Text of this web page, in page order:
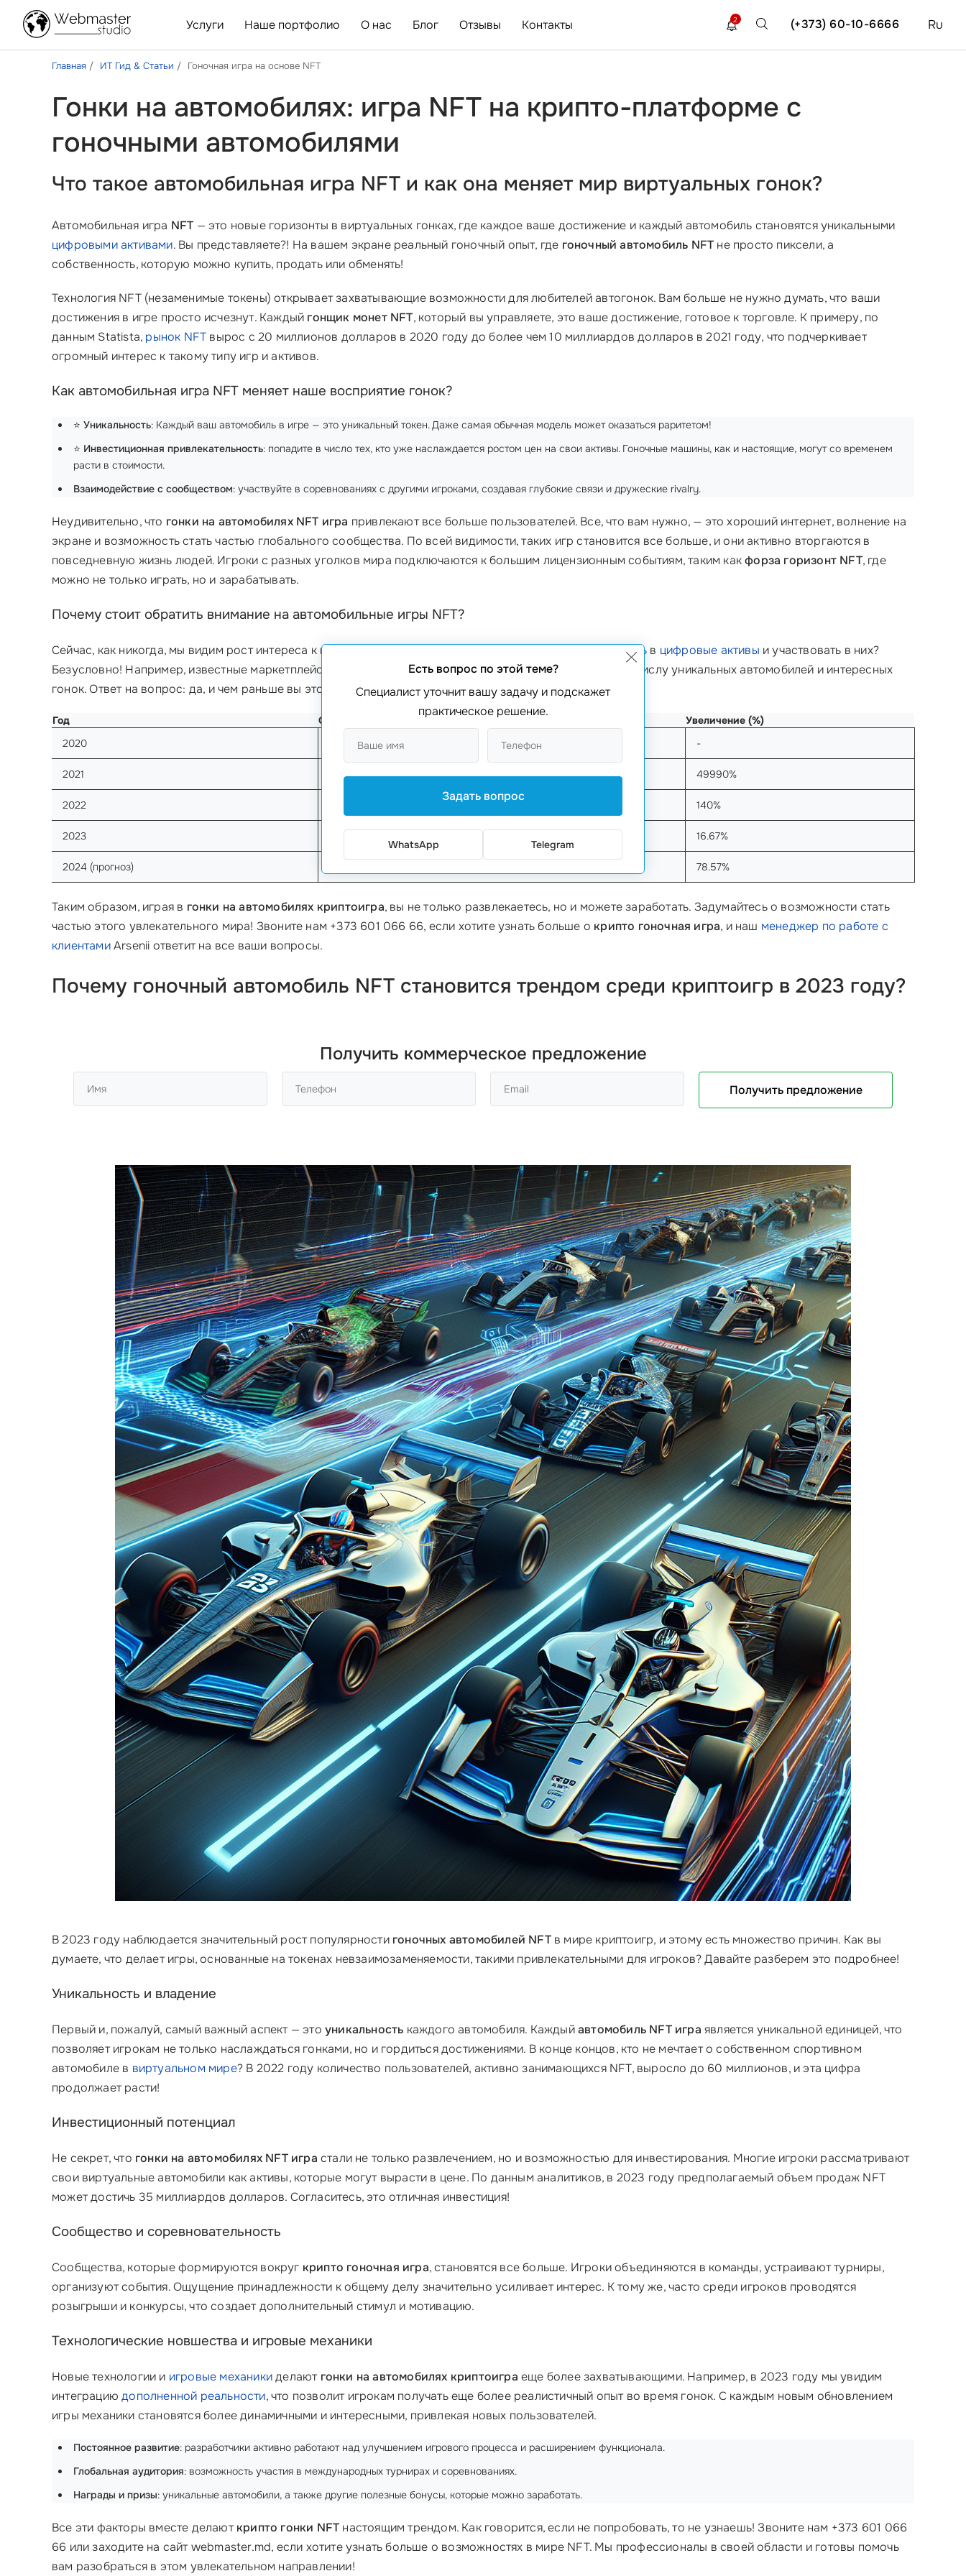
Услуги Наше портфолио О нас Блог Отзывы Контакты Ru
(+373) 60-10-6666
2
Главная ИТ Гид & Статьи Гоночная игра на основе NFT
Гонки на автомобилях: игра NFT на крипто-платформе с
гоночными автомобилями
Что такое автомобильная игра NFT и как она меняет мир виртуальных гонок?
Автомобильная игра NFT — это новые горизонты в виртуальных гонках, где каждое ваше достижение и каждый автомобиль становятся уникальными
цифровыми активами. Вы представляете?! На вашем экране реальный гоночный опыт, где гоночный автомобиль NFT не просто пиксели, а
собственность, которую можно купить, продать или обменять!
Технология NFT (незаменимые токены) открывает захватывающие возможности для любителей автогонок. Вам больше не нужно думать, что ваши
достижения в игре просто исчезнут. Каждый гонщик монет NFT, который вы управляете, это ваше достижение, готовое к торговле. К примеру, по
данным Statista, рынок NFT вырос с 20 миллионов долларов в 2020 году до более чем 10 миллиардов долларов в 2021 году, что подчеркивает
огромный интерес к такому типу игр и активов.
Как автомобильная игра NFT меняет наше восприятие гонок?
⭐ Уникальность: Каждый ваш автомобиль в игре — это уникальный токен. Даже самая обычная модель может оказаться раритетом!
⭐ Инвестиционная привлекательность: попадите в число тех, кто уже наслаждается ростом цен на свои активы. Гоночные машины, как и настоящие, могут со временем
расти в стоимости.
Взаимодействие с сообществом: участвуйте в соревнованиях с другими игроками, создавая глубокие связи и дружеские rivalry.
Неудивительно, что гонки на автомобилях NFT игра привлекают все больше пользователей. Все, что вам нужно, — это хороший интернет, волнение на
экране и возможность стать частью глобального сообщества. По всей видимости, таких игр становится все больше, и они активно вторгаются в
повседневную жизнь людей. Игроки с разных уголков мира подключаются к большим лицензионным событиям, таким какфорза горизонт NFT, где
можно не только играть, но и зарабатывать.
Почему стоит обратить внимание на автомобильные игры NFT?
Сейчас, как никогда, мы видим рост интереса к крипто гонкам NFT стоит ли инвестировать в цифровые активы и участвовать в них?
Безусловно! Например, известные маркетплейсы, такие как OpenSea, предлагают доступ к огромному числу уникальных автомобилей и интересных
гонок. Ответ на вопрос: да, и чем раньше вы это поймете, тем лучше вашишансы на успех.
Год Объем рынка NFT (млн $)
Увеличение (%)
2020
-
2021 10000 49990%
2022 140%
2023 16.67%
2024 (прогноз) 78.57%
Таким образом, играя в гонки на автомобилях криптоигра, вы не только развлекаетесь, но и можете заработать. Задумайтесь о возможности стать
частью этого увлекательного мира! Звоните нам +373 601 066 66, если хотите узнать больше о крипто гоночная игра, и наш менеджер по работе с
клиентамиArsenii ответит на все ваши вопросы.
Почему гоночный автомобиль NFT становится трендом среди криптоигр в 2023 году?
Получить коммерческое предложение
Получить предложение
В 2023 году наблюдается значительный рост популярности гоночных автомобилей NFTв мире криптоигр, и этому есть множество причин. Как вы
думаете, что делает игры, основанные на токенах невзаимозаменяемости, такими привлекательными для игроков? Давайте разберем это подробнее!
Уникальность и владение
Первый и, пожалуй, самый важный аспект — этоуникальность каждого автомобиля. Каждыйавтомобиль NFT игра является уникальной единицей, что
позволяет игрокам не только наслаждаться гонками, но и гордиться достижениями. В конце концов, кто не мечтает о собственном спортивном
автомобиле в виртуальном мире? В 2022 году количество пользователей, активно занимающихся NFT, выросло до 60 миллионов, и эта цифра
продолжает расти!
Инвестиционный потенциал
Не секрет, что гонки на автомобилях NFT игра стали не только развлечением, но и возможностью для инвестирования. Многие игроки рассматривают
свои виртуальные автомобили как активы, которые могут вырасти в цене. По данным аналитиков, в 2023 году предполагаемый объем продаж NFT
может достичь 35 миллиардов долларов. Согласитесь, это отличная инвестиция!
Сообщество и соревновательность
Сообщества, которые формируются вокруг крипто гоночная игра, становятся все больше. Игроки объединяются в команды, устраивают турниры,
организуют события. Ощущение принадлежности к общему делу значительно усиливает интерес. К тому же, часто среди игроков проводятся
розыгрыши и конкурсы, что создает дополнительный стимул и мотивацию.
Технологические новшества и игровые механики
Новые технологии и игровые механикиделают гонки на автомобилях криптоигра еще более захватывающими. Например, в 2023 году мы увидим
интеграциюдополненной реальности, что позволит игрокам получать еще более реалистичный опыт во время гонок. С каждым новым обновлением
игры механики становятся более динамичными и интересными, привлекая новых пользователей.
Постоянное развитие: разработчики активно работают над улучшением игрового процесса и расширением функционала.
Глобальная аудитория: возможность участия в международных турнирах и соревнованиях.
Награды и призы: уникальные автомобили, а также другие полезные бонусы, которые можно заработать.
Все эти факторы вместе делаюткрипто гонки NFT настоящим трендом. Как говорится, если не попробовать, то не узнаешь! Звоните нам +373 601 066
66 или заходите на сайт webmaster.md, если хотите узнать больше о возможностях в мире NFT. Мы профессионалы в своей области и готовы помочь
вам разобраться в этом увлекательном направлении!
Есть вопрос по этой теме?
Специалист уточнит вашу задачу и подскажет
практическое решение.
Задать вопрос
WhatsApp Telegram